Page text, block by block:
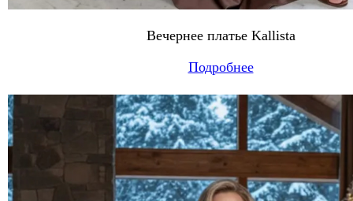
Вечернее платье Kallista
Подробнее